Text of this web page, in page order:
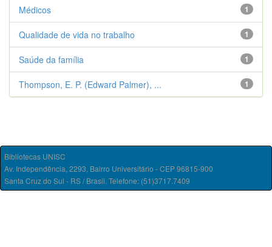
1
Médicos
1
Qualidade de vida no trabalho
1
Saúde da família
1
Thompson, E. P. (Edward Palmer), ...
Bibliotecas UNISC
Av. Independência, 2293, Bairro Universitário - CEP 96815-900
Santa Cruz do Sul - RS / Brasil. Telefone: (51)3717.7409